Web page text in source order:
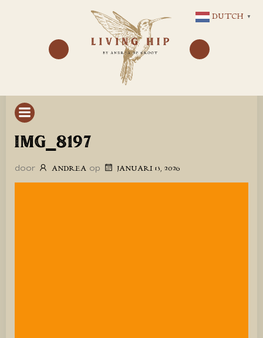
NAAR
DE
INHOUD
IMG_8197
door ANDREA op JANUARI 13, 2026
DUTCH ▼